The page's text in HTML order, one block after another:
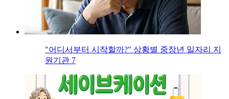
"어디서부터 시작할까?" 상황별 중장년 일자리 지
원기관 7